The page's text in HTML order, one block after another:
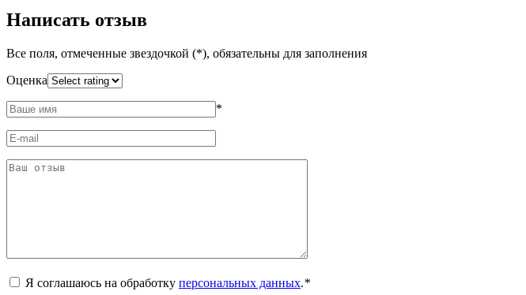
Написать отзыв
Все поля, отмеченные звездочкой (*), обязательны для заполнения
Оценка
*
Я соглашаюсь на обработку персональных данных.*